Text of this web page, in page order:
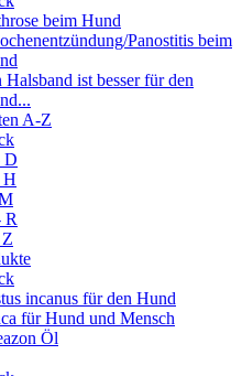
beim Hund
Panostitis beim
Halsband ist besser für den
A-Z
D
H
R
incanus für den Hund
für Hund und Mensch
Öl